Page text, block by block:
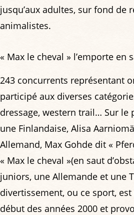
jusqu’aux adultes, sur fond de
animalistes.
« Max le cheval » l’emporte en
243 concurrents représentant
participé aux diverses
dressage, western trail… Sur le
une Finlandaise, Alisa
Allemand, Max Gohde dit «
« Max le cheval »(en saut
juniors, une Allemande et une
divertissement, ou ce sport,
début des années 2000 et